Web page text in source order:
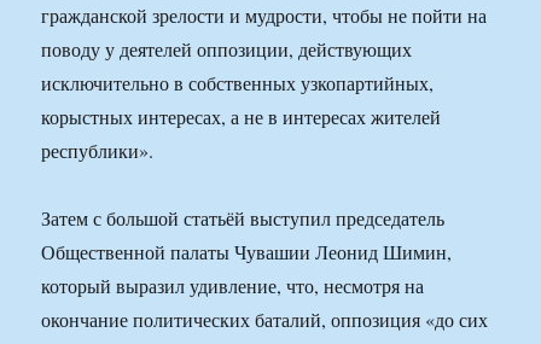
гражданской зрелости и мудрости, чтобы не пойти на
поводу у деятелей оппозиции, действующих
исключительно в собственных узкопартийных,
корыстных интересах, а не в интересах жителей
республики».
Затем с большой статьёй выступил председатель
Общественной палаты Чувашии Леонид Шимин,
который выразил удивление, что, несмотря на
окончание политических баталий, оппозиция «до сих